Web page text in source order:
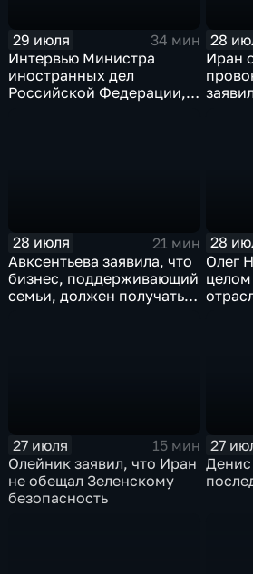
29 июля
34 мин
Интервью Министра
иностранных дел
Российской Федерации,
28
Иран
28 июля
21 мин
Авксентьева заявила, что
бизнес, поддерживающий
семьи, должен получать
28
Олег
27 июля
15 мин
Олейник заявил, что Иран
не обещал Зеленскому
безопасность
27